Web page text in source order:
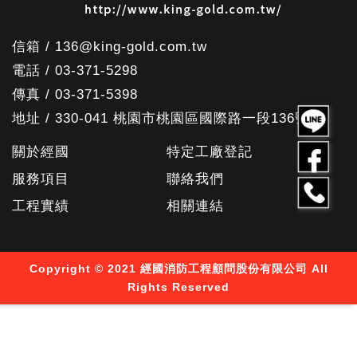
信箱 / 136@king-gold.com.tw
電話 / 03-371-5298
傳真 / 03-371-5398
地址 / 330-041 桃園市桃園區國際路一段136號
關於經國
特定工廠登記
服務項目
聯絡我們
工程實績
相關連結
Copyright © 2021 經國消防工程顧問股份有限公司 All
Rights Reserved